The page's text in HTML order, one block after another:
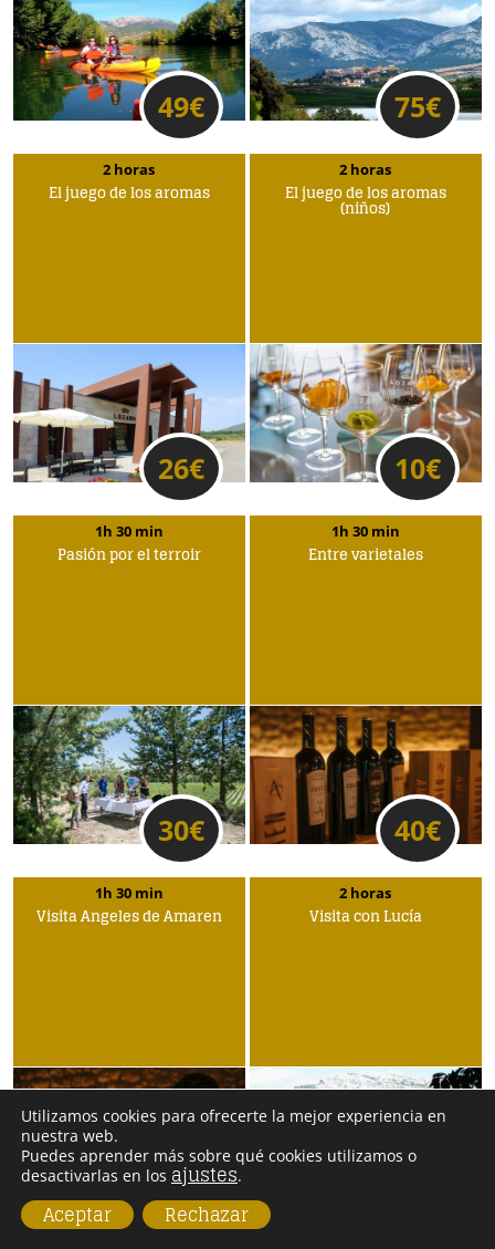
49€ 75€
2 horas
El juego de los aromas
26€
2 horas
El juego de los aromas
(niños)
10€
1h 30 min
Pasión por el terroir
30€
1h 30 min
Entre varietales
40€
1h 30 min
Visita Ángeles de Amaren
25€
2 horas
Visita con Lucía
Utilizamos cookies para ofrecerte la mejor experiencia en
nuestra web.
Puedes aprender más sobre qué cookies utilizamos o
desactivarlas en los ajustes.
Aceptar Rechazar